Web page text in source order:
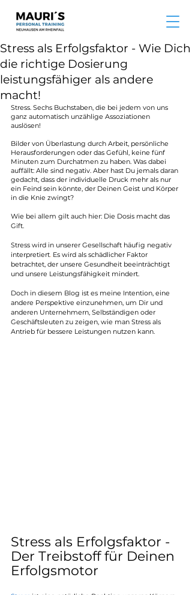
Stress als Erfolgsfaktor - Wie Dich
die richtige Dosierung
leistungsfähiger als andere
macht!
Stress. Sechs Buchstaben, die bei jedem von uns
ganz automatisch unzählige Assoziationen
auslösen!
Bilder von Überlastung durch Arbeit, persönliche
Herausforderungen oder das Gefühl, keine fünf
Minuten zum Durchatmen zu haben. Was dabei
auffällt: Alle sind negativ. Aber hast Du jemals daran
gedacht, dass der individuelle Druck mehr als nur
ein Feind sein könnte, der Deinen Geist und Körper
in die Knie zwingt?
Wie bei allem gilt auch hier: Die Dosis macht das
Gift.
Stress wird in unserer Gesellschaft häufig negativ
interpretiert. Es wird als schädlicher Faktor
betrachtet, der unsere Gesundheit beeinträchtigt
und unsere Leistungsfähigkeit mindert.
Doch in diesem Blog ist es meine Intention, eine
andere Perspektive einzunehmen, um Dir und
anderen Unternehmern, Selbständigen oder
Geschäftsleuten zu zeigen, wie man Stress als
Antrieb für bessere Leistungen nutzen kann.
Stress als Erfolgsfaktor -
Der Treibstoff für Deinen
Erfolgsmotor